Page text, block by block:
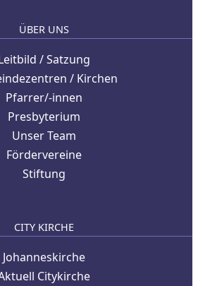
ÜBER UNS
/ Satzung
/ Kirchen
Pfarrer/-innen
Presbyterium
Unser Team
Fördervereine
Stiftung
CITY KIRCHE
Johanneskirche
Citykirche